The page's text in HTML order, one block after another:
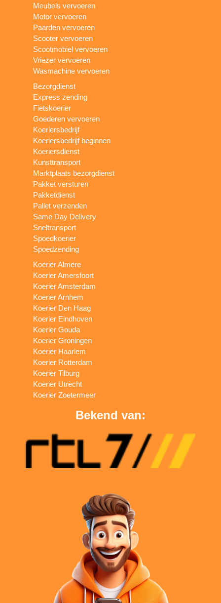
Meubels vervoeren
Motor vervoeren
Paarden vervoeren
Scooter vervoeren
Scootmobiel vervoeren
Vriezer vervoeren
Wasmachine vervoeren
Bezorgdienst
Express zending
Fietskoerier
Goederen vervoeren
Koeriersbedrijf
Koeriersbedrijf beginnen
Koeriersdienst
Kunsttransport
Marktplaats bezorgdienst
Pakket versturen
Pakketdienst
Pallet verzenden
Same Day Delivery
Sneltransport
Spoedkoerier
Spoedzending
Koerier Almere
Koerier Amersfoort
Koerier Amsterdam
Koerier Arnhem
Koerier Den Haag
Koerier Eindhoven
Koerier Gouda
Koerier Groningen
Koerier Haarlem
Koerier Rotterdam
Koerier Tilburg
Koerier Utrecht
Koerier Zoetermeer
Bekend van: